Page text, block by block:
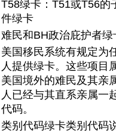
T58绿卡： T51或T56的
件绿卡
难民和BH政治庇护者
美国移民系统有规定为
人提供绿卡。这些项目
美国境外的难民及其亲
人已经与其直系亲属一
代码。
类别代码绿卡类别代码